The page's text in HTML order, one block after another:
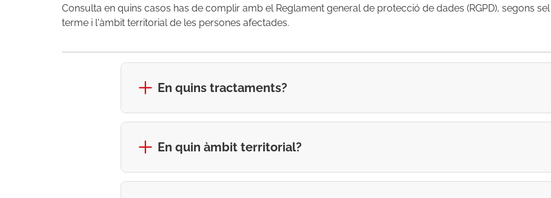
Consulta en quins casos has de complir amb el Reglament general de protecció de dades (RGPD), segons
terme i l'àmbit territorial de les persones afectades.
En quins tractaments?
En quin àmbit territorial?